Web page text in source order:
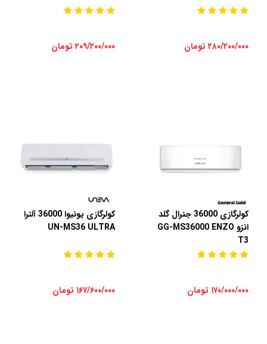
۲۸۰/۲۰۰/۰۰۰ تومان ۲۰۹/۲۰۰/۰۰۰ تومان
کولرگازی 36000 جنرال گلد
انزو GG-MS36000 ENZO
T3
۱۷۰/۰۰۰/۰۰۰ تومان
کولرگازی یونیوا 36000 آلترا
UN-MS36 ULTRA
۱۶۷/۶۰۰/۰۰۰ تومان